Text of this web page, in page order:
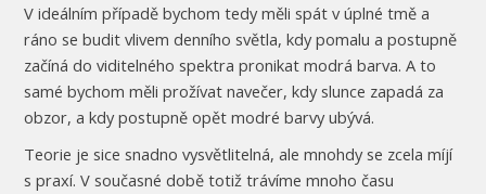
V ideálním případě bychom tedy měli spát v úplné tmě a
ráno se budit vlivem denního světla, kdy pomalu a postupně
začíná do viditelného spektra pronikat modrá barva. A to
samé bychom měli prožívat navečer, kdy slunce zapadá za
obzor, a kdy postupně opět modré barvy ubývá.
Teorie je sice snadno vysvětlitelná, ale mnohdy se zcela míjí
s praxí. V současné době totiž trávíme mnoho času